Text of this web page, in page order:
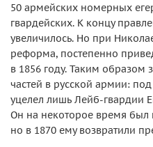
50 армейских номерных
гвардейских. К концу
увеличилось. Но при
реформа, постепенно
в 1856 году. Таким образом
частей в русской армии:
уцелел лишь Лейб-гвардии
Он на некоторое время был
но в 1870 ему возвратили